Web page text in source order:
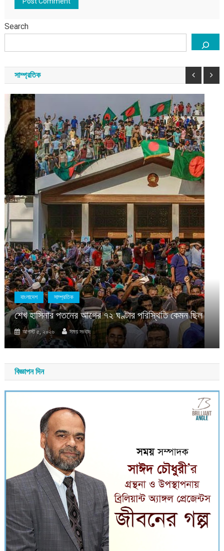
Search
সাম্প্রতিক
বাংলাদেশ সাম্প্রতিক
শেখ হাসিনার পতনের আগের ৭২ ঘণ্টার পরিস্থিতি কেমন ছিল
আগস্ট ৫, ২০২৬ সময় সংবাদ
বিজ্ঞাপন দিন